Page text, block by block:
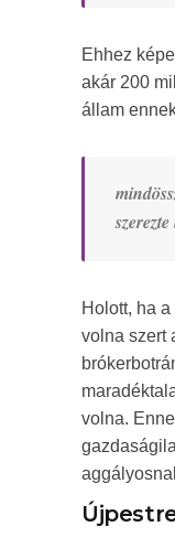
Ehhez
akár 200
állam
Holott, ha
volna szert
volna.